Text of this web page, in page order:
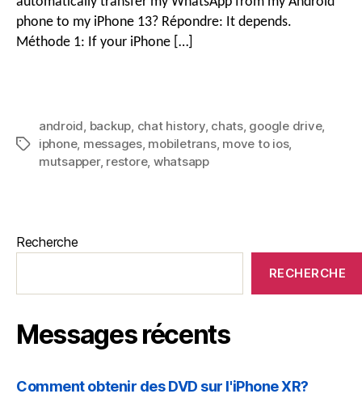
phone to my iPhone 13? Répondre: It depends.
Méthode 1: If your iPhone […]
android, backup, chat history, chats, google drive,
iphone, messages, mobiletrans, move to ios,
mutsapper, restore, whatsapp
Recherche
RECHERCHE
Messages récents
Comment obtenir des DVD sur l'iPhone XR?